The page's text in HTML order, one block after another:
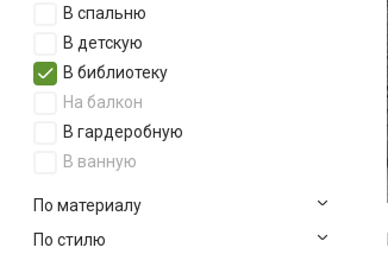
В спальню
В детскую
В библиотеку
На балкон
В гардеробную
В ванную
По материалу
По стилю